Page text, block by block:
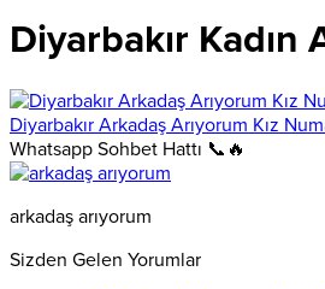
Diyarbakır Kadın
Diyarbakır Arkadaş Arıyorum Kız
Whatsapp Sohbet Hattı 📞🔥
arkadaş arıyorum
Sizden Gelen Yorumlar